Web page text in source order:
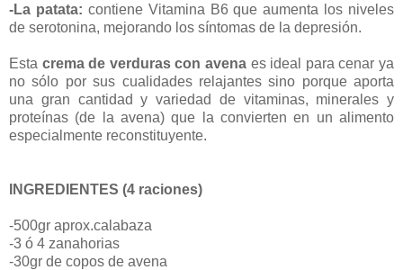
-La patata: contiene Vitamina B6 que aumenta los niveles
de serotonina, mejorando los síntomas de la depresión.
Esta crema de verduras con avena es ideal para cenar ya
no sólo por sus cualidades relajantes sino porque aporta
una gran cantidad y variedad de vitaminas, minerales y
proteínas (de la avena) que la convierten en un alimento
especialmente reconstituyente.
INGREDIENTES (4 raciones)
-500gr aprox.calabaza
-3 ó 4 zanahorias
-30gr de copos de avena